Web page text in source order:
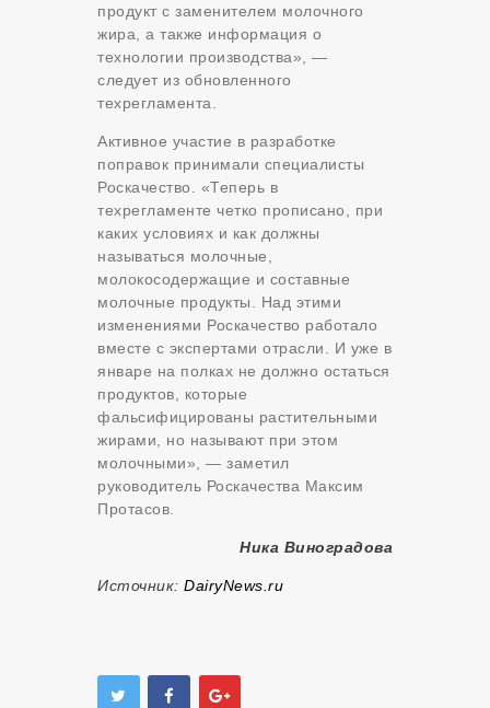
продукт с заменителем молочного
жира, а также информация о
технологии производства», —
следует из обновленного
техрегламента.
Активное участие в разработке
поправок принимали специалисты
Роскачество. «Теперь в
техрегламенте четко прописано, при
каких условиях и как должны
называться молочные,
молокосодержащие и составные
молочные продукты. Над этими
изменениями Роскачество работало
вместе с экспертами отрасли. И уже в
январе на полках не должно остаться
продуктов, которые
фальсифицированы растительными
жирами, но называют при этом
молочными», — заметил
руководитель Роскачества Максим
Протасов.
Ника Виноградова
Источник: DairyNews.ru